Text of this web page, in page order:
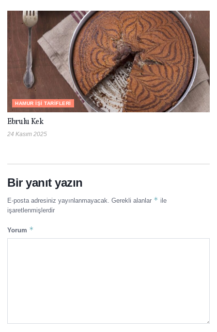
HAMUR İŞI TARIFLERI
Ebrulu Kek
24 Kasım 2025
Bir yanıt yazın
E-posta adresiniz yayınlanmayacak. Gerekli alanlar * ile
işaretlenmişlerdir
Yorum *